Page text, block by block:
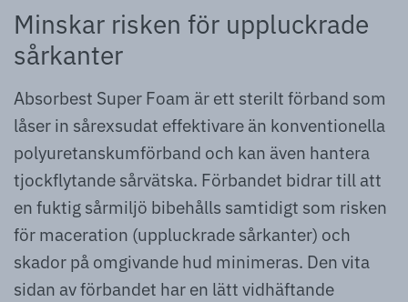
Minskar risken för uppluckrade
sårkanter
Absorbest Super Foam är ett sterilt förband som
låser in sårexsudat effektivare än konventionella
polyuretanskumförband och kan även hantera
tjockflytande sårvätska. Förbandet bidrar till att
en fuktig sårmiljö bibehålls samtidigt som risken
för maceration (uppluckrade sårkanter) och
skador på omgivande hud minimeras. Den vita
sidan av förbandet har en lätt vidhäftande